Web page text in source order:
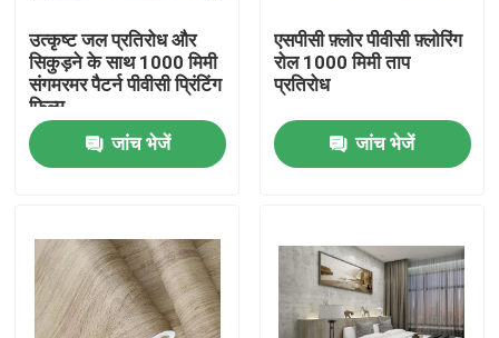
Products
उत्कृष्ट जल प्रतिरोध और
सिकुड़ने के साथ 1000 मिमी
संगमरमर पैटर्न पीवीसी प्रिंटिंग
फिल्म
जांच भेजें
एसपीसी फ़्लोर पीवीसी फ़्लोरिंग
रोल 1000 मिमी ताप
प्रतिरोध
जांच भेजें